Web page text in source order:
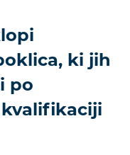
ki jih
po